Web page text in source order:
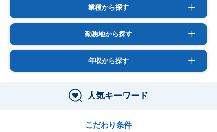
業種から探す
勤務地から探す
年収から探す
人気キーワード
こだわり条件